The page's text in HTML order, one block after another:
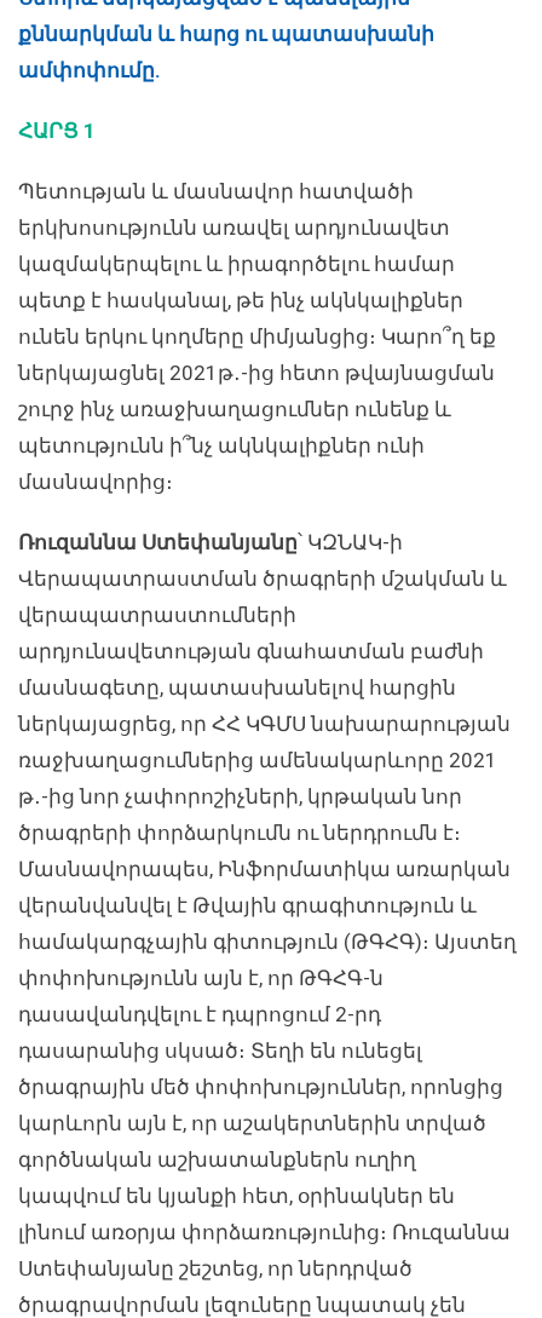
քննարկման և հարց ու պատասխանի
ամփոփումը.
ՀԱՐՑ 1
Պետության և մասնավոր հատվածի
երկխոսությունն առավել արդյունավետ
կազմակերպելու և իրագործելու համար
պետք է հասկանալ, թե ինչ ակնկալիքներ
ունեն երկու կողմերը միմյանցից։ Կարո՞ղ եք
ներկայացնել 2021թ․-ից հետո թվայնացման
շուրջ ինչ առաջխաղացումներ ունենք և
պետությունն ի՞նչ ակնկալիքներ ունի
մասնավորից։
Ռուզաննա Ստեփանյանը՝ ԿԶՆԱԿ-ի
Վերապատրաստման ծրագրերի մշակման և
վերապատրաստումների
արդյունավետության գնահատման բաժնի
մասնագետը, պատասխանելով հարցին
ներկայացրեց, որ ՀՀ ԿԳՄՍ նախարարության
ռաջխաղացումներից ամենակարևորը 2021
թ․-ից նոր չափորոշիչների, կրթական նոր
ծրագրերի փորձարկումն ու ներդրումն է։
Մասնավորապես, Ինֆորմատիկա առարկան
վերանվանվել է Թվային գրագիտություն և
համակարգչային գիտություն (ԹԳՀԳ)։ Այստեղ
փոփոխությունն այն է, որ ԹԳՀԳ-ն
դասավանդվելու է դպրոցում 2-րդ
դասարանից սկսած։ Տեղի են ունեցել
ծրագրային մեծ փոփոխություններ, որոնցից
կարևորն այն է, որ աշակերտներին տրված
գործնական աշխատանքներն ուղիղ
կապվում են կյանքի հետ, օրինակներ են
լինում առօրյա փորձառությունից։ Ռուզաննա
Ստեփանյանը շեշտեց, որ ներդրված
ծրագրավորման լեզուները նպատակ չեն